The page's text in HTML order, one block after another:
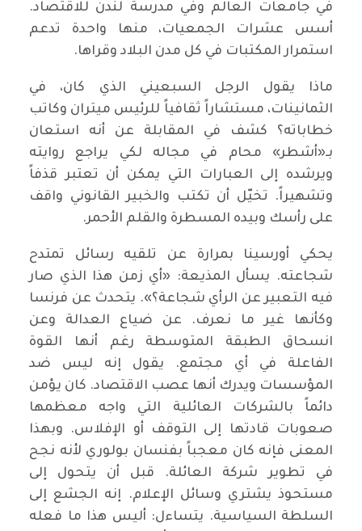
في جامعات العالم وفي مدرسة لندن للاقتصاد.
أسس عشرات الجمعيات، منها واحدة تدعم
استمرار المكتبات في كل مدن البلاد وقراها.
ماذا يقول الرجل السبعيني الذي كان، في
الثمانينات، مستشاراً ثقافياً للرئيس ميتران وكاتب
خطاباته؟ كشف في المقابلة عن أنه استعان
بـ«أشطر» محام في مجاله لكي يراجع روايته
ويرشده إلى العبارات التي يمكن أن تعتبر قذفاً
وتشهيراً. تخيّل أن تكتب والخبير القانوني واقف
على رأسك وبيده المسطرة والقلم الأحمر.
يحكي أورسينا بمرارة عن تلقيه رسائل تمتدح
شجاعته. يسأل المذيعة: «أي زمن هذا الذي صار
فيه التعبير عن الرأي شجاعة؟». يتحدث عن فرنسا
وكأنها غير ما نعرف. عن ضياع العدالة وعن
انسحاق الطبقة المتوسطة رغم أنها القوة
الفاعلة في أي مجتمع. يقول إنه ليس ضد
المؤسسات ويدرك أنها عصب الاقتصاد. كان يؤمن
دائماً بالشركات العائلية التي واجه معظمها
صعوبات قادتها إلى التوقف أو الإفلاس. وبهذا
المعنى فإنه كان معجباً بفنسان بولوري لأنه نجح
في تطوير شركة العائلة. قبل أن يتحول إلى
مستحوذ يشتري وسائل الإعلام. إنه الجشع إلى
السلطة السياسية. يتساءل: أليس هذا ما فعله